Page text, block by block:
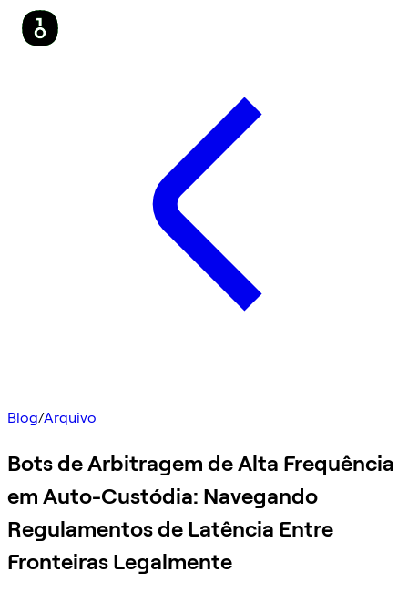
Blog/Arquivo
Bots de Arbitragem de Alta Frequência
em Auto-Custódia: Navegando
Regulamentos de Latência Entre
Fronteiras Legalmente